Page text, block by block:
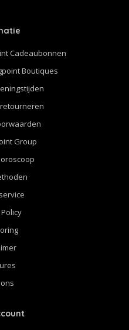
Cadeaubonnen
Boutiques
Group